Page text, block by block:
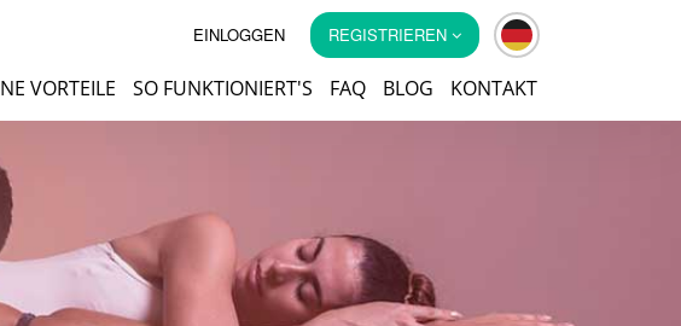
EINLOGGEN REGISTRIEREN
VORTEILE SO FUNKTIONIERT'S FAQ BLOG KONTAKT